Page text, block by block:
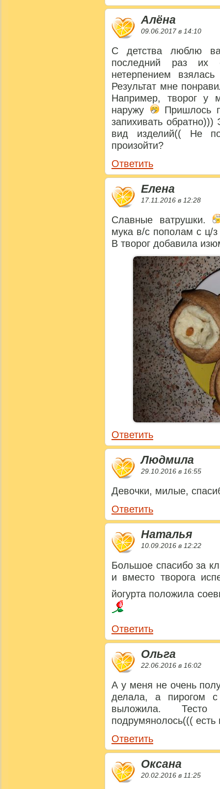
Алёна
09.06.2017 в 14:10
С детства люблю
последний раз
нетерпением
Результат мне
Например, творог у
наружу
Пришлось
запихивать
вид изделий(( Не
произойти?
Ответить
Елена
17.11.2016 в 12:28
Славные ватрушки.
мука в/с пополам с ц/
В творог добавила
Ответить
Людмила
29.10.2016 в 16:55
Девочки, милые,
Ответить
Наталья
10.09.2016 в 12:22
Большое спасибо за
и вместо творога
йогурта положила
Ответить
Ольга
22.06.2016 в 16:02
А у меня не очень
делала, а пирогом с
выложила.
подрумянолось(((
Ответить
Оксана
20.02.2016 в 11:25